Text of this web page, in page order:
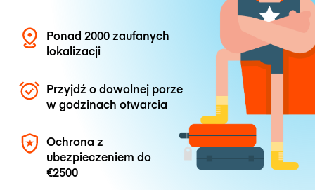
Ponad 2000 zaufanych
lokalizacji
Przyjdź o dowolnej porze
w godzinach otwarcia
Ochrona z
ubezpieczeniem do
€2500